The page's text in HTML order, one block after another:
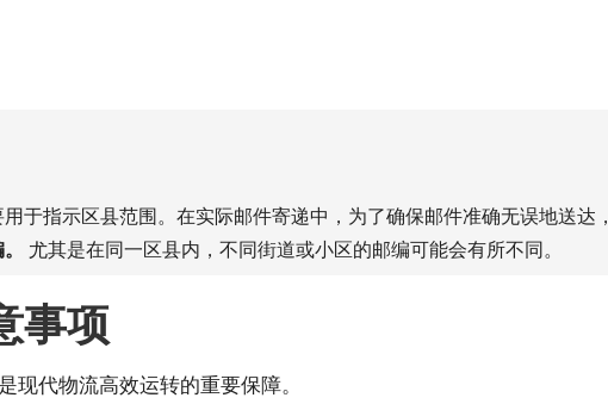
于指示区县范围。在实际邮件寄递中，为了确保邮件准确无误地送达，
尤其是在同一区县内，不同街道或小区的邮编可能会有所不同。
事项
代物流高效运转的重要保障。